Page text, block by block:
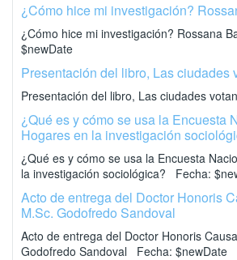
¿Cómo hice mi investigación?
¿Cómo hice mi investigación? Rossana
$newDate
Presentación del libro, Las ciudades
Presentación del libro, Las ciudades
¿Qué es y cómo se usa la Encuesta
Hogares en la investigación
¿Qué es y cómo se usa la Encuesta
la investigación sociológica? Fecha:
Acto de entrega del Doctor Honoris
M.Sc. Godofredo Sandoval
Acto de entrega del Doctor Honoris
Godofredo Sandoval Fecha: $newDate